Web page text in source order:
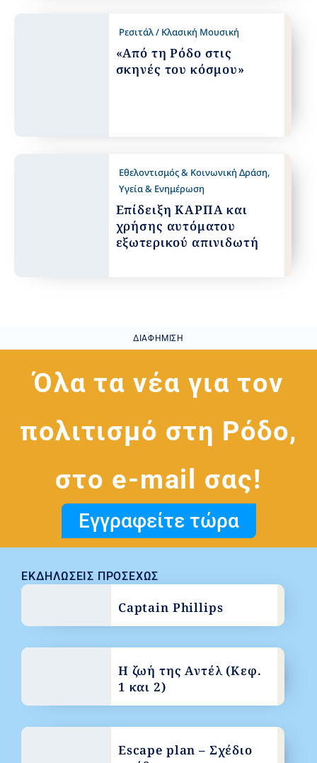
Ρεσιτάλ / Κλασική Μουσική
«Από τη Ρόδο στις
σκηνές του κόσμου»
Εθελοντισμός & Κοινωνική Δράση,
Υγεία & Ενημέρωση
Επίδειξη ΚΑΡΠΑ και
χρήσης αυτόματου
εξωτερικού απινιδωτή
ΔΙΑΦΉΜΙΣΗ
Όλα τα νέα για τον
πολιτισμό στη Ρόδο,
στο e-mail σας!
Εγγραφείτε τώρα
ΕΚΔΗΛΏΣΕΙΣ ΠΡΟΣΕΧΏΣ
Captain Phillips
Η ζωή της Αντέλ (Κεφ.
1 και 2)
Escape plan – Σχέδιο